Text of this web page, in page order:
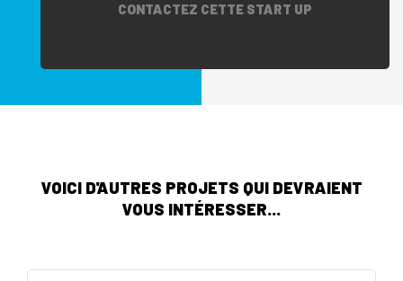
CONTACTEZ CETTE START UP
VOICI D'AUTRES PROJETS QUI DEVRAIENT
VOUS INTÉRESSER...